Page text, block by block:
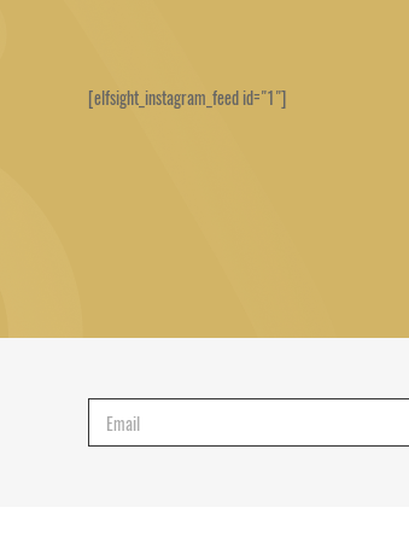
[elfsight_instagram_feed id="1"]